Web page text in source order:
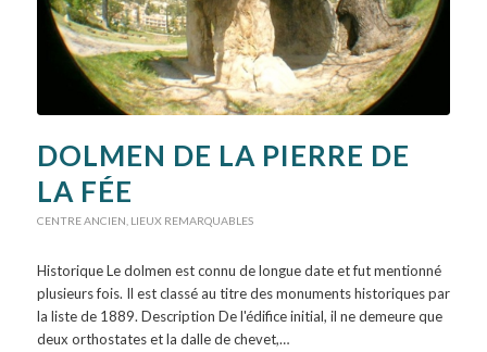
DOLMEN DE LA PIERRE DE
LA FÉE
CENTRE ANCIEN LIEUX REMARQUABLES
Historique Le dolmen est connu de longue date et fut mentionné
plusieurs fois. Il est classé au titre des monuments historiques par
la liste de 1889. Description De l'édifice initial, il ne demeure que
deux orthostates et la dalle de chevet,…